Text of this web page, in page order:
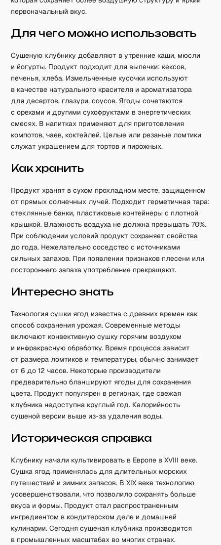
первоначальный вкус.
Для чего можно использовать
Сушеную клубнику добавляют в утренние каши, мюсли
и йогурты. Продукт подходит для выпечки: кексов,
печенья, хлеба. Измельченные кусочки используют
в качестве натурального красителя и ароматизатора
для десертов, глазури, соусов. Ягоды сочетаются
с орехами и другими сухофруктами в энергетических
смесях. В напитках применяют для приготовления
компотов, чаев, коктейлей. Целые или резаные ломтики
служат украшением для тортов и пирожных.
Как хранить
Продукт хранят в сухом прохладном месте, защищенном
от прямых солнечных лучей. Подходит герметичная тара:
стеклянные банки, пластиковые контейнеры с плотной
крышкой. Влажность воздуха не должна превышать 70%.
При соблюдении условий продукт сохраняет свойства
до года. Нежелательно соседство с источниками
сильных запахов. При появлении признаков плесени или
постороннего запаха употребление прекращают.
Интересно знать
Технология сушки ягод известна с древних времен как
способ сохранения урожая. Современные методы
включают конвективную сушку горячим воздухом
и инфракрасную обработку. Время процесса зависит
от размера ломтиков и температуры, обычно занимает
от 6 до 12 часов. Некоторые производители
предварительно бланшируют ягоды для сохранения
цвета. Продукт популярен в регионах, где свежая
клубника недоступна круглый год. Калорийность
сушеной версии выше из-за удаления воды.
Историческая справка
Клубнику начали культивировать в Европе в XVIII веке.
Сушка ягод применялась для длительных морских
путешествий и зимних запасов. В XIX веке технологию
усовершенствовали, что позволило сохранять больше
вкуса и формы. Продукт стал распространенным
ингредиентом в кондитерском деле и домашней
кулинарии. Сегодня сушеная клубника производится
в промышленных масштабах во многих странах.